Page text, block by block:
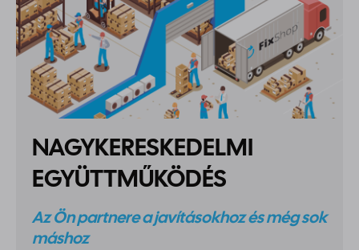
NAGYKERESKEDELMI
EGYÜTTMŰKÖDÉS
Az Ön partnere a javításokhoz és még sok
máshoz